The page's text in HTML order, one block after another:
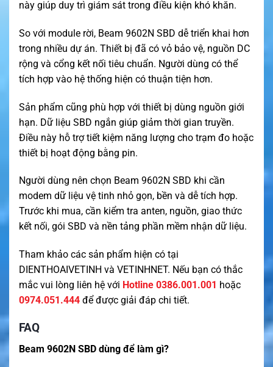
này giúp duy trì giám sát trong điều kiện khó khăn.
So với module rời, Beam 9602N SBD dễ triển khai hơn
trong nhiều dự án. Thiết bị đã có vỏ bảo vệ, nguồn DC
rộng và cổng kết nối tiêu chuẩn. Người dùng có thể
tích hợp vào hệ thống hiện có thuận tiện hơn.
Sản phẩm cũng phù hợp với thiết bị dùng nguồn giới
hạn. Dữ liệu SBD ngắn giúp giảm thời gian truyền.
Điều này hỗ trợ tiết kiệm năng lượng cho trạm đo hoặc
thiết bị hoạt động bằng pin.
Người dùng nên chọn Beam 9602N SBD khi cần
modem dữ liệu vệ tinh nhỏ gọn, bền và dễ tích hợp.
Trước khi mua, cần kiểm tra anten, nguồn, giao thức
kết nối, gói SBD và nền tảng phần mềm nhận dữ liệu.
Tham khảo các sản phẩm hiện có tại
DIENTHOAIVETINH và VETINHNET. Nếu bạn có thắc
mắc vui lòng liên hệ với Hotline 0386.001.001 hoặc
0974.051.444 để được giải đáp chi tiết.
FAQ
Beam 9602N SBD dùng để làm gì?